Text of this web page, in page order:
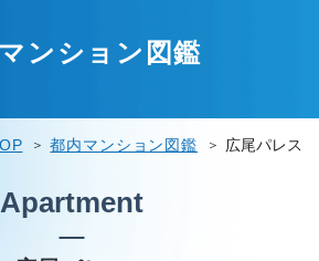
ンション図鑑
都内マンション図鑑 広尾パレス
Apartment